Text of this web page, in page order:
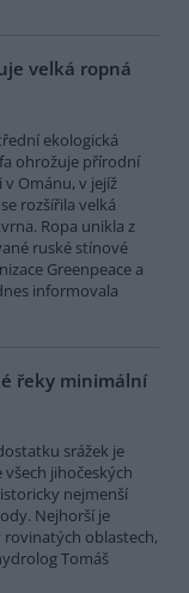
velká ropná
ekologická
ohrožuje přírodní
v Ománu, v jejíž
rozšířila velká
Ropa unikla z
ruské stínové
Greenpeace a
informovala
řeky minimální
srážek je
jihočeských
nejmenší
Nejhorší je
rovinatých oblastech,
Tomáš